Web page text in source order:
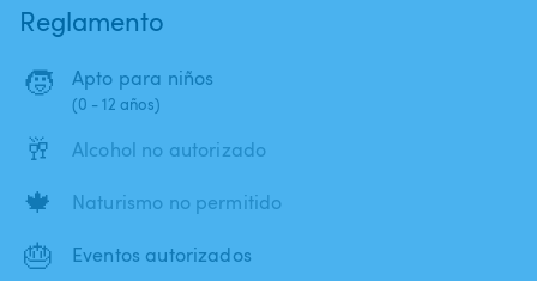
Reglamento
🧒 Apto para niños
(0 - 12 años)
🥂 Alcohol no autorizado
🍁 Naturismo no permitido
🎂 Eventos autorizados